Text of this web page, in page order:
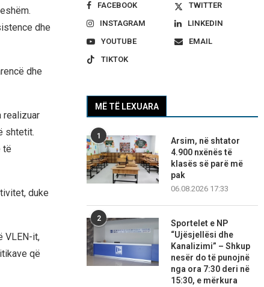
dhe
dhe
realizuar
shtetit.
të
duke
VLEN-it,
që
FACEBOOK
TWITTER
INSTAGRAM
LINKEDIN
YOUTUBE
EMAIL
TIKTOK
MË TË LEXUARA
1
Arsim, në shtator
4.900 nxënës të
klasës së parë më
pak
06.08.2026 17:33
2
Sportelet e NP
“Ujësjellësi dhe
Kanalizimi” – Shkup
nesër do të punojnë
nga ora 7:30 deri në
15:30, e mërkura